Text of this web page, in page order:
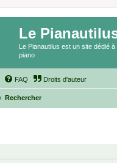
Le
Le Pianautilus est un site dédié
piano
FAQ Droits d'auteur
Rechercher